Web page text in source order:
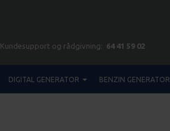
Kundesupport og rådgivning: 64 41 59 02
DIGITAL GENERATOR BENZIN GENERATOR